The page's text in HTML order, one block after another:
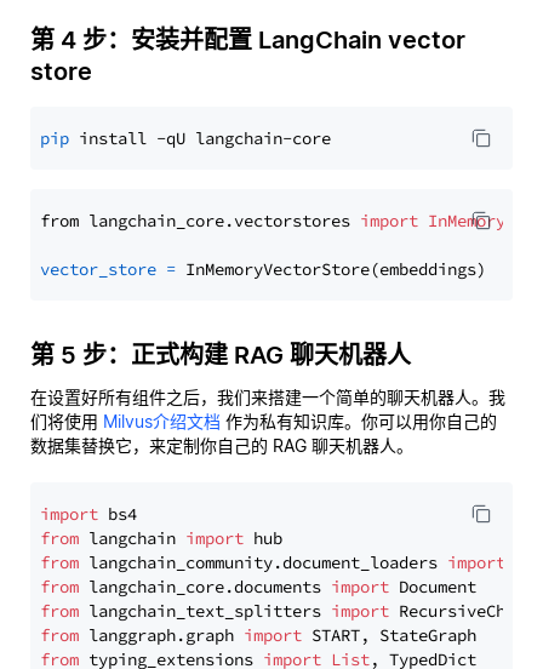
第 4 步：安装并配置 LangChain vector
store
pip
from langchain_core.vectorstores import
vector_store =
第 5 步：正式构建 RAG 聊天机器人
在设置好所有组件之后，我们来搭建一个简单的聊天机器人。我
们将使用 Milvus介绍文档 作为私有知识库。你可以用你自己的
数据集替换它，来定制你自己的 RAG 聊天机器人。
import
from langchain import
from langchain_community.document_loaders import
from langchain_core.documents import
from langchain_text_splitters import
from langgraph.graph import
from typing_extensions import List, TypedDict